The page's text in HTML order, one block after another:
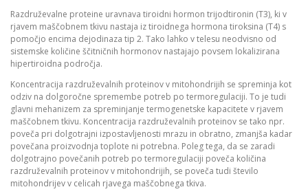
Razdruževalne proteine uravnava tiroidni hormon trijodtironin (T3), ki v
rjavem maščobnem tkivu nastaja iz tiroidnega hormona tiroksina (T4) s
pomočjo encima dejodinaza tip 2. Tako lahko v telesu neodvisno od
sistemske količine ščitničnih hormonov nastajajo povsem lokalizirana
hipertiroidna področja.
Koncentracija razdruževalnih proteinov v mitohondrijih se spreminja kot
odziv na dolgoročne spremembe potreb po termoregulaciji. To je tudi
glavni mehanizem za spreminjanje termogenetske kapacitete v rjavem
maščobnem tkivu. Koncentracija razdruževalnih proteinov se tako npr.
poveča pri dolgotrajni izpostavljenosti mrazu in obratno, zmanjša kadar
povečana proizvodnja toplote ni potrebna. Poleg tega, da se zaradi
dolgotrajno povečanih potreb po termoregulaciji poveča količina
razdruževalnih proteinov v mitohondrijih, se poveča tudi število
mitohondrijev v celicah rjavega maščobnega tkiva.